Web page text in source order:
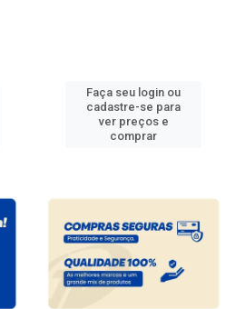
Faça seu login ou
cadastre-se para
ver preços e
comprar